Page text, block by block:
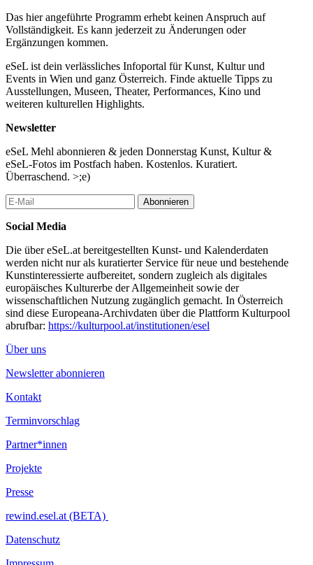
Das hier angeführte Programm erhebt keinen Anspruch auf
Vollständigkeit. Es kann jederzeit zu Änderungen oder
Ergänzungen kommen.
eSeL ist dein verlässliches Infoportal für Kunst, Kultur und
Events in Wien und ganz Österreich. Finde aktuelle Tipps zu
Ausstellungen, Museen, Theater, Performances, Kino und
weiteren kulturellen Highlights.
Newsletter
eSeL Mehl abonnieren & jeden Donnerstag Kunst, Kultur &
eSeL-Fotos im Postfach haben. Kostenlos. Kuratiert.
Überraschend. >;e)
Abonnieren
Social Media
Die über eSeL.at bereitgestellten Kunst- und Kalenderdaten
werden nicht nur als kuratierter Service für neue und bestehende
Kunstinteressierte aufbereitet, sondern zugleich als digitales
europäisches Kulturerbe der Allgemeinheit sowie der
wissenschaftlichen Nutzung zugänglich gemacht. In Österreich
sind diese Europeana-Archivdaten über die Plattform Kulturpool
abrufbar: https://kulturpool.at/institutionen/esel
Über uns
Newsletter abonnieren
Kontakt
Terminvorschlag
Partner*innen
Projekte
Presse
rewind.esel.at (BETA)
Datenschutz